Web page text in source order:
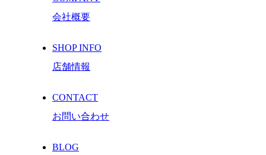
会社概要
SHOP INFO
店舗情報
CONTACT
お問い合わせ
BLOG